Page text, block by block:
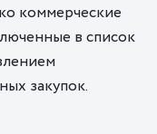
коммерческие
в список
закупок.